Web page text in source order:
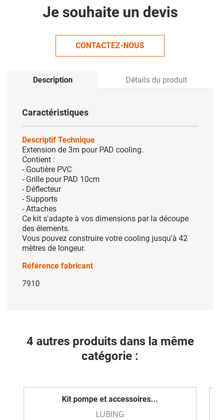
Je souhaite un devis
CONTACTEZ-NOUS
Description Détails du produit
Caractéristiques
Descriptif Technique
Extension de 3m pour PAD cooling.
Contient :
- Goutière PVC
- Grille pour PAD 10cm
- Déflecteur
- Supports
- Attaches
Ce kit s'adapte à vos dimensions par la découpe
des élements.
Vous pouvez construire votre cooling jusqu'à 42
mètres de longeur.
Référence fabricant
7910
4 autres produits dans la même
catégorie :
Kit pompe et accessoires...
LUBING